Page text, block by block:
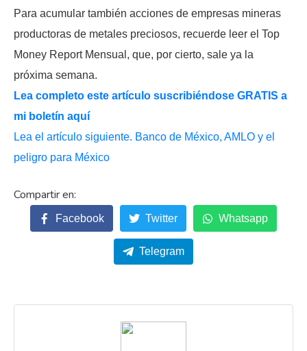
Para acumular también acciones de empresas mineras
productoras de metales preciosos, recuerde leer el Top
Money Report Mensual, que, por cierto, sale ya la
próxima semana.
Lea completo este artículo suscribiéndose GRATIS a
mi boletín aquí
Lea el artículo siguiente. Banco de México, AMLO y el
peligro para México
Facebook Twitter Whatsapp
Telegram